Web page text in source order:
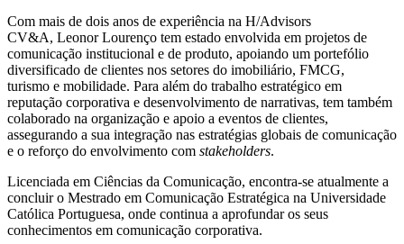
Com mais de dois anos de experiência na H/Advisors
CV&A, Leonor Lourenço tem estado envolvida em projetos de
comunicação institucional e de produto, apoiando um portefólio
diversificado de clientes nos setores do imobiliário, FMCG,
turismo e mobilidade. Para além do trabalho estratégico em
reputação corporativa e desenvolvimento de narrativas, tem também
colaborado na organização e apoio a eventos de clientes,
assegurando a sua integração nas estratégias globais de comunicação
e o reforço do envolvimento com stakeholders.
Licenciada em Ciências da Comunicação, encontra-se atualmente a
concluir o Mestrado em Comunicação Estratégica na Universidade
Católica Portuguesa, onde continua a aprofundar os seus
conhecimentos em comunicação corporativa.